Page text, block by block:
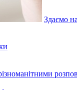
Здаємо